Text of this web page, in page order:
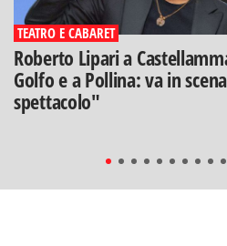
TEATRO E CABARET
Roberto Lipari a
Golfo e a Pollina: va in
spettacolo"